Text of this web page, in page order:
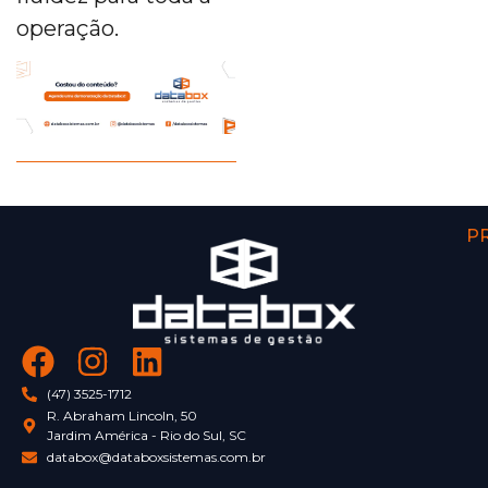
operação.
(47) 3525-1712
R. Abraham Lincoln, 50
Jardim América - Rio do Sul, SC
databox@databoxsistemas.com.br